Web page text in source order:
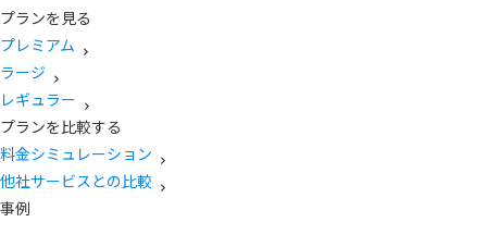
プランを見る
プレミアム
ラージ
レギュラー
プランを比較する
料金シミュレーション
他社サービスとの比較
事例